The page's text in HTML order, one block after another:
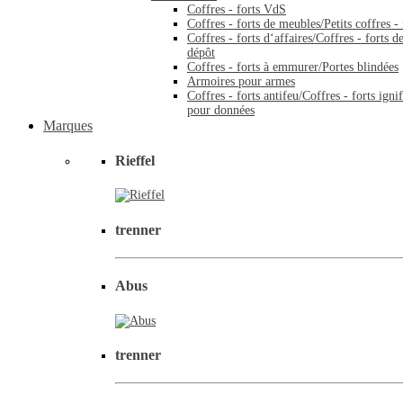
Coffres - forts VdS
Coffres - forts de meubles/Petits coffres -
Coffres - forts d‘affaires/Coffres - forts de
dépôt
Coffres - forts à emmurer/Portes blindées
Armoires pour armes
Coffres - forts antifeu/Coffres - forts
pour données
Marques
Rieffel
trenner
Abus
trenner